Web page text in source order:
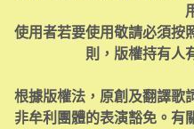
使用者若要使用敬請必須按
則，版權持有人
根據版權法，原創及翻譯歌
非牟利團體的表演豁免。有